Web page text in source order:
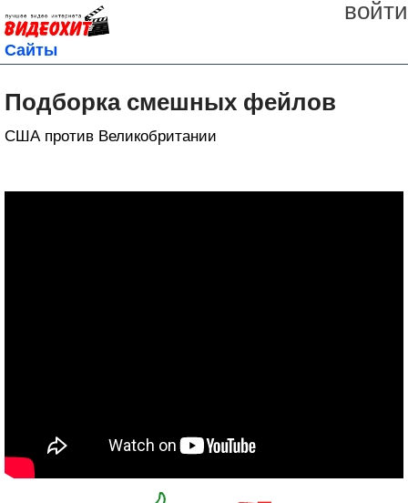
войти
Сайты
Подборка смешных фейлов
США против Великобритании